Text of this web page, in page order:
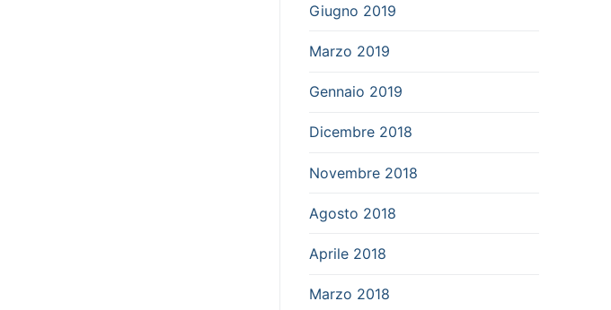
Giugno 2019
Marzo 2019
Gennaio 2019
Dicembre 2018
Novembre 2018
Agosto 2018
Aprile 2018
Marzo 2018